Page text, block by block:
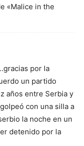
«Malice in the
por la
un partido
años entre Serbia y
con una silla a
la noche en un
detenido por la